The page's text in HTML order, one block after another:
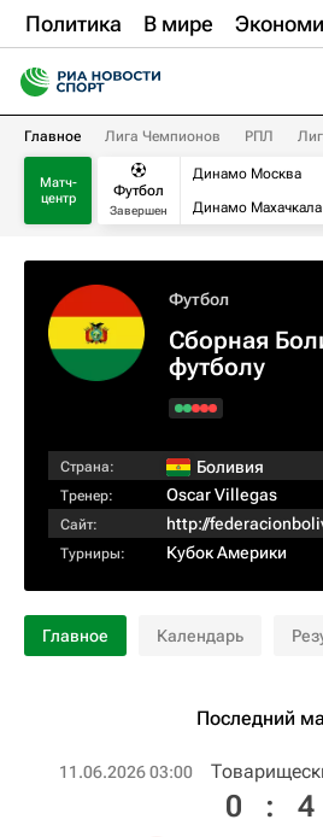
Политика В мире
Главное Лига Чемпионов РПЛ
Матч-
центр
Футбол
Завершен
Динамо Москва
Динамо Махачкала
Футбол
Сборная
футболу
Страна: Боливия
Тренер: Oscar Villegas
Сайт: http://
Турниры: Кубок Америки
Главное Календарь
Последний
11.06.2026 03:00
0 : 4